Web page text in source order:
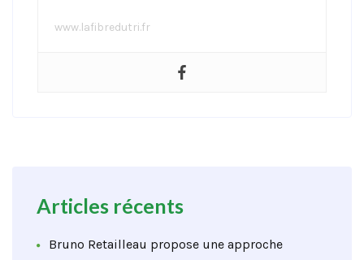
www.lafibredutri.fr
Articles récents
Bruno Retailleau propose une approche